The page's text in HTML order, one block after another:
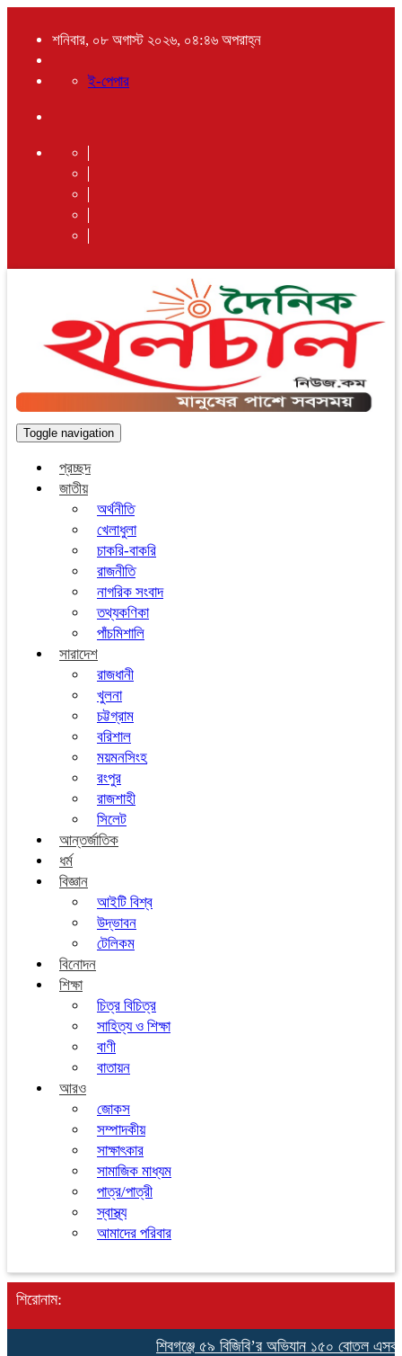
শনিবার, ০৮ অগাস্ট ২০২৬, ০৪:৪৬ অপরাহ্ন
ই-পেপার
Toggle navigation
প্রচ্ছদ
জাতীয়
অর্থনীতি
খেলাধুলা
চাকরি-বাকরি
রাজনীতি
নাগরিক সংবাদ
তথ্যকণিকা
পাঁচমিশালি
সারাদেশ
রাজধানী
খুলনা
চট্টগ্রাম
বরিশাল
ময়মনসিংহ
রংপুর
রাজশাহী
সিলেট
আন্তর্জাতিক
ধর্ম
বিজ্ঞান
আইটি বিশ্ব
উদ্ভাবন
টেলিকম
বিনোদন
শিক্ষা
চিত্র বিচিত্র
সাহিত্য ও শিক্ষা
বাণী
বাতায়ন
আরও
জোকস
সম্পাদকীয়
সাক্ষাৎকার
সামাজিক মাধ্যম
পাত্র/পাত্রী
স্বাস্থ্য
আমাদের পরিবার
শিরোনাম:
শিবগঞ্জে ৫৯ বিজিবি’র অভিযান ১৫০ বোতল